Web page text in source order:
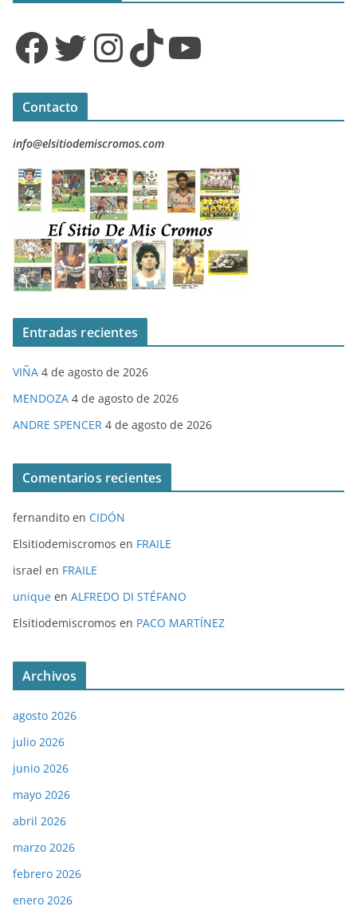
Facebook Twitter InstagramTikTok YouTube
Contacto
info@elsitiodemiscromos.com
Entradas recientes
VIÑA 4 de agosto de 2026
MENDOZA 4 de agosto de 2026
ANDRE SPENCER 4 de agosto de 2026
Comentarios recientes
fernandito en CIDÓN
Elsitiodemiscromos en FRAILE
israel en FRAILE
unique en ALFREDO DI STÉFANO
Elsitiodemiscromos en PACO MARTÍNEZ
Archivos
agosto 2026
julio 2026
junio 2026
mayo 2026
abril 2026
marzo 2026
febrero 2026
enero 2026